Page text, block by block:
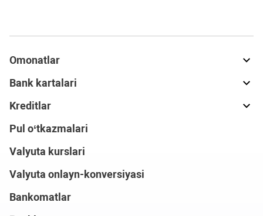
Omonatlar
Bank kartalari
Kreditlar
Pul o‘tkazmalari
Valyuta kurslari
Valyuta onlayn-konversiyasi
Bankomatlar